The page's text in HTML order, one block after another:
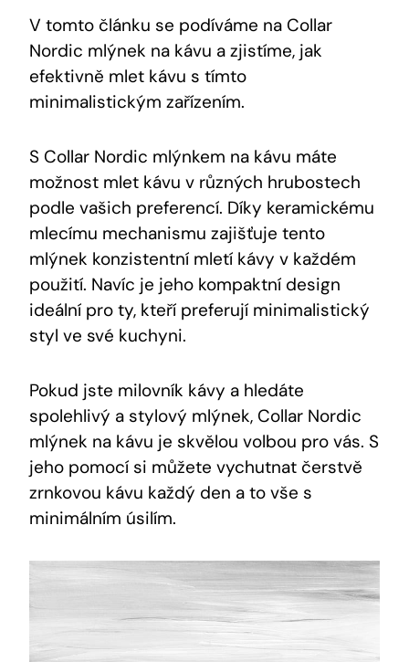
V tomto článku se podíváme na Collar
Nordic mlýnek na kávu a zjistíme, jak
efektivně mlet kávu s tímto
minimalistickým zařízením.
S Collar Nordic mlýnkem na kávu máte
možnost mlet kávu v různých hrubostech
podle vašich preferencí. Díky keramickému
mlecímu mechanismu zajišťuje tento
mlýnek konzistentní mletí kávy v každém
použití. Navíc je jeho kompaktní design
ideální pro ty, kteří preferují minimalistický
styl ve své kuchyni.
Pokud jste milovník kávy a hledáte
spolehlivý a stylový mlýnek, Collar Nordic
mlýnek na kávu je skvělou volbou pro vás. S
jeho pomocí si můžete vychutnat čerstvě
zrnkovou kávu každý den a to vše s
minimálním úsilím.